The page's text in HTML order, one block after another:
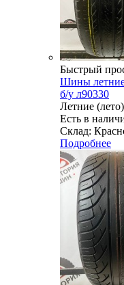
Быстрый
Шины летние
б/у л90330
Летние (лето)
Есть в
Склад:
Подробнее